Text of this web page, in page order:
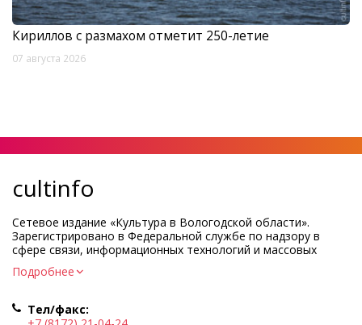
Кириллов с размахом отметит 250-летие
07 августа 2026
cultinfo
Сетевое издание «Культура в Вологодской области».
Зарегистрировано в Федеральной службе по надзору в
сфере связи, информационных технологий и массовых
коммуникаций.
Регистрационный номер и дата принятия решения о
Учредитель КУ ВО «Информационно-аналитический центр
Подробнее
Тел/факс: